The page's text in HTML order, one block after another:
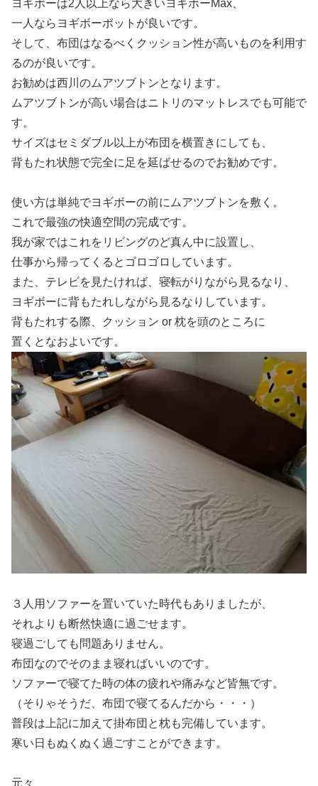
ヨギボーは2人以上なら大きいヨギボーMax、
一人ならヨギボーポットが良いです。
そして、布団はなるべくクッション性が高いものを利用す
るのが良いです。
お勧めは西川のムアツブトンとなります。
ムアツブトンが高い場合はニトリのマットレスでも可能で
す。
サイズはセミダブル以上が布団を横置きにしても、
背もたれ状態で完全に足を延ばせるのでお勧めです。
使い方は単純でヨギボーの前にムアツブトンを敷く。
これで最強の快適空間の完成です。
我が家ではこれをリビングのど真ん中に設置し、
仕事から帰ってくるとゴロゴロしています。
また、テレビを見たければ、寝転がりながら見るなり、
ヨギボーに背もたれしながら見るなりしています。
背もたれする際、クッション or 枕を頭のところに
置くとなおよいです。
３人用ソファーを置いていた時代もありましたが、
それよりも断然快適に過ごせます。
寝過ごしても問題ありません。
布団なのでそのまま寝ればいいのです。
ソファーで寝てた時の体の疲れや痛みなど皆無です。
（そりゃそうだ、布団で寝てるんだから・・・）
普段は上記に加えて掛布団と枕も完備しています。
寒い日もぬくぬく過ごすことができます。
元々